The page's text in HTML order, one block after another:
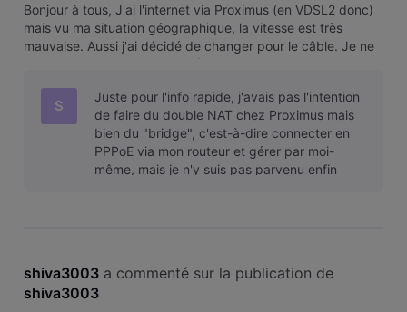
Bonjour à tous, J'ai l'internet via Proximus (en VDSL2 donc)
mais vu ma situation géographique, la vitesse est très
mauvaise. Aussi j'ai décidé de changer pour le câble. Je ne
suis pas intéressé par la télé (VOO Corder etc.), juste par
InternS
Juste pour l'info rapide, j'avais pas l'intention
de faire du double NAT chez Proximus mais
bien du "bridge", c'est-à-dire connecter en
PPPoE via mon routeur et gérer par moi-
même, mais je n'y suis pas parvenu enfin
shiva3003 a commenté sur la publication de
shiva3003